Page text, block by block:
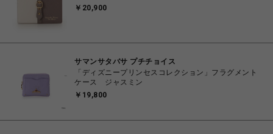
￥20,900
サマンサタバサ プチチョイス
「ディズニープリンセスコレクション」フラグメント
ケース ジャスミン
￥19,800